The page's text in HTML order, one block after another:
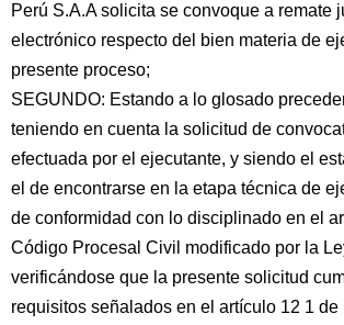
Perú S.A.A solicita se convoque a remate
electrónico respecto del bien materia de
presente proceso;
SEGUNDO: Estando a lo glosado
teniendo en cuenta la solicitud de
efectuada por el ejecutante, y siendo el
el de encontrarse en la etapa técnica de
de conformidad con lo disciplinado en el
Código Procesal Civil modificado por la
verificándose que la presente solicitud
requisitos señalados en el artículo 12 1 de